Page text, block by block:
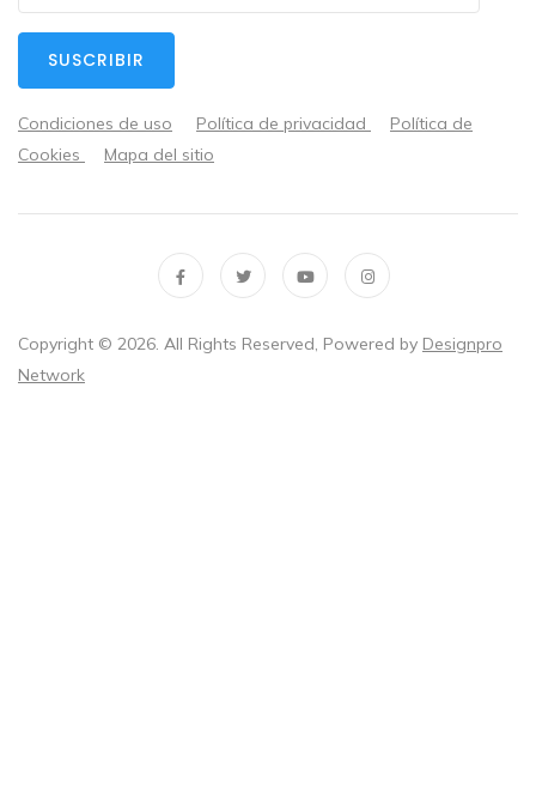
Condiciones de uso Política de privacidad
Política de
Cookies
Mapa del sitio
SUSCRIBIR
Copyright © 2026. All Rights Reserved, Powered by Designpro
Network